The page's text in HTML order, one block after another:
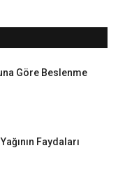
Göre Beslenme
Faydaları